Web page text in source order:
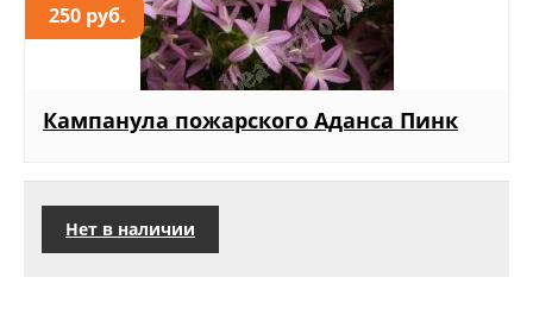
250 руб.
Кампанула пожарского Аданса Пинк
Нет в наличии